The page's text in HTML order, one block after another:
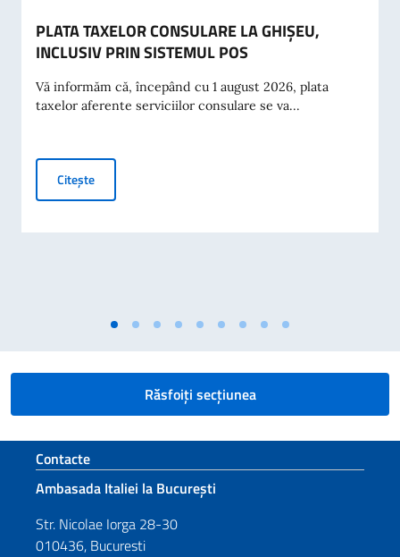
PLATA TAXELOR CONSULARE LA GHIȘEU,
INCLUSIV PRIN SISTEMUL POS
Vă informăm că, începând cu 1 august 2026, plata
taxelor aferente serviciilor consulare se va...
CiteștePLATA TAXELOR CONSULARE LA GHIȘEU, INCLUSIV
Răsfoiți secțiunea
Footer section
Contacte
Ambasada Italiei la București
Str. Nicolae Iorga 28-30
010436, Bucuresti